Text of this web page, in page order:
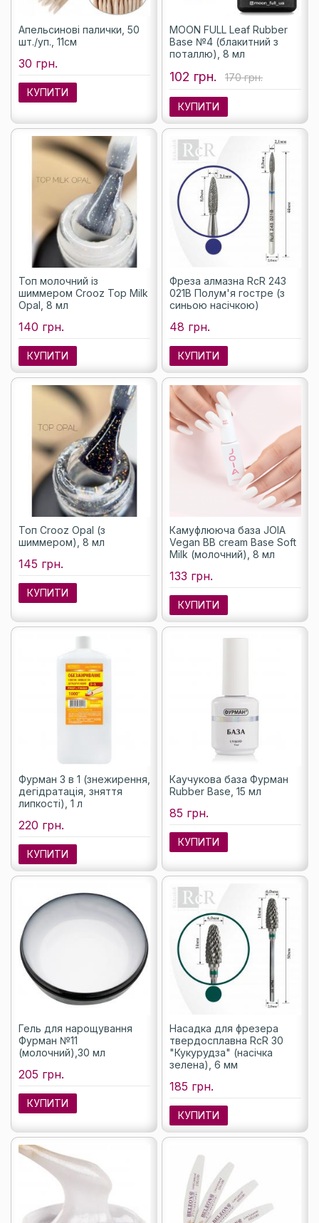
Апельсинові палички, 50
шт./уп., 11см
30 грн.
КУПИТИ
MOON FULL Leaf Rubber
Base №4 (блакитний з
поталлю), 8 мл
102 грн. 170 грн.
КУПИТИ
Топ молочний із
шиммером Crooz Top Milk
Opal, 8 мл
140 грн.
КУПИТИ
Фреза алмазна RcR 243
021B Полум'я гостре (з
синьою насічкою)
48 грн.
КУПИТИ
Топ Crooz Opal (з
шиммером), 8 мл
145 грн.
КУПИТИ
Камуфлююча база JOIA
Vegan BB cream Base Soft
Milk (молочний), 8 мл
133 грн.
КУПИТИ
Фурман 3 в 1 (знежирення,
дегідратація, зняття
липкості), 1 л
220 грн.
КУПИТИ
Каучукова база Фурман
Rubber Base, 15 мл
85 грн.
КУПИТИ
Гель для нарощування
Фурман №11
(молочний),30 мл
205 грн.
КУПИТИ
Насадка для фрезера
твердосплавна RcR 30
"Кукурудза" (насічка
зелена), 6 мм
185 грн.
КУПИТИ